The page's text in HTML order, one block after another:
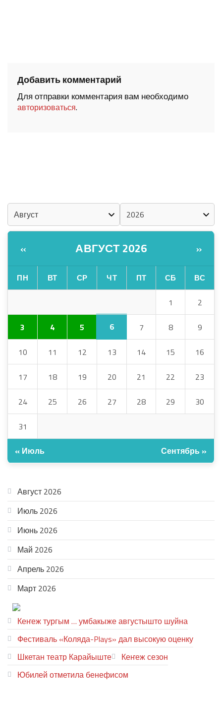
Добавить комментарий
Для отправки комментария вам необходимо
авторизоваться.
« АВГУСТ 2026 »
ПН ВТ СР ЧТ ПТ СБ ВС
1 2
3 4 5 6 7 8 9
10 11 12 13 14 15 16
17 18 19 20 21 22 23
24 25 26 27 28 29 30
31
« Июль Сентябрь »
Август 2026
Июль 2026
Июнь 2026
Май 2026
Апрель 2026
Март 2026
Кеҥеж тургым … умбакыже августышто шуйна
Фестиваль «Коляда-Plays» дал высокую оценку
Шкетан театр Карайыште
Кеҥеж сезон
Юбилей отметила бенефисом